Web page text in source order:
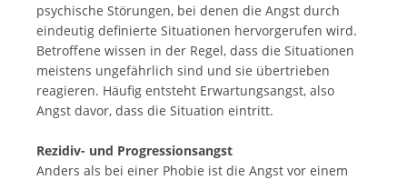
psychische Störungen, bei denen die Angst durch
eindeutig definierte Situationen hervorgerufen wird.
Betroffene wissen in der Regel, dass die Situationen
meistens ungefährlich sind und sie übertrieben
reagieren. Häufig entsteht Erwartungsangst, also
Angst davor, dass die Situation eintritt.
Rezidiv- und Progressionsangst
Anders als bei einer Phobie ist die Angst vor einem